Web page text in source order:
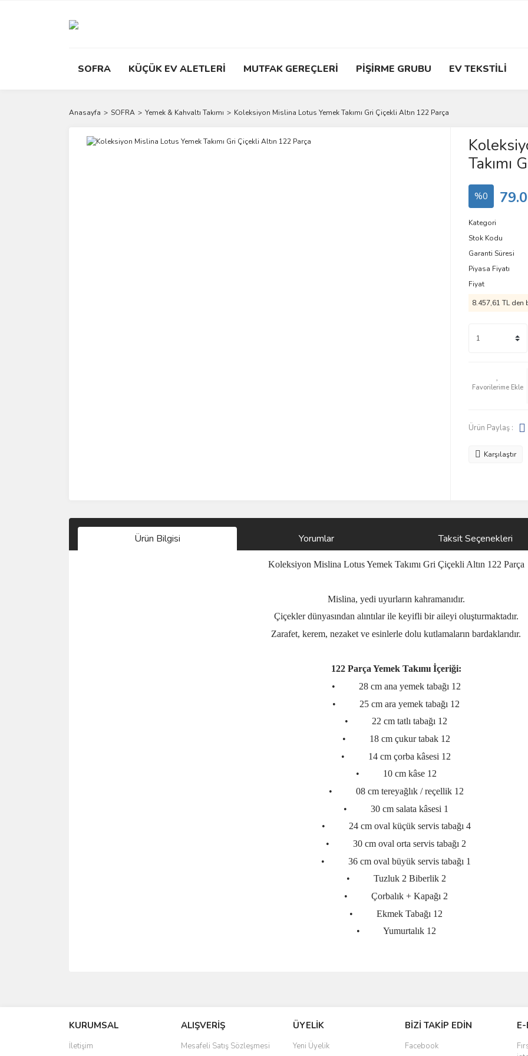
SOFRA KÜÇÜK EV ALETLERİ MUTFAK GEREÇLERİ PİŞİRME GRUBU EV TEKSTİLİ
Anasayfa SOFRA Yemek & Kahvaltı Takımı Koleksiyon Mislina Lotus Yemek Takımı Gri Çiçekli Altın 122 Parça
Takımı
%0
Kategori
Stok Kodu
Garanti Süresi
Piyasa Fiyatı
Fiyat
8.457,61 TL
Ürün Paylaş :
Karşılaştır
Ürün Bilgisi Yorumlar Taksit Seçenekleri
Koleksiyon Mislina Lotus Yemek Takımı Gri Çiçekli Altın 122 Parça
Mislina, yedi uyurların kahramanıdır.
Çiçekler dünyasından alıntılar ile keyifli bir aileyi oluşturmaktadır.
Zarafet, kerem, nezaket ve esinlerle dolu kutlamaların bardaklarıdır.
122 Parça Yemek Takımı İçeriği:
•
28 cm ana yemek tabağı 12
•
25 cm ara yemek tabağı 12
•
22 cm tatlı tabağı 12
•
18 cm çukur tabak 12
•
14 cm çorba kâsesi 12
•
10 cm kâse 12
•
08 cm tereyağlık / reçellik 12
•
30 cm salata kâsesi 1
•
24 cm oval küçük servis tabağı 4
•
30 cm oval orta servis tabağı 2
•
36 cm oval büyük servis tabağı 1
•
Tuzluk 2 Biberlik 2
•
Çorbalık + Kapağı 2
•
Ekmek Tabağı 12
•
Yumurtalık 12
Ürün resmi kalitesiz, bozuk veya görüntülenemiyor.
Ürün açıklamasında eksik bilgiler bulunuyor.
KURUMSAL
İletişim
ALIŞVERİŞ
Mesafeli Satış Sözleşmesi
ÜYELİK
Yeni Üyelik
BİZİ TAKİP EDİN
Facebook